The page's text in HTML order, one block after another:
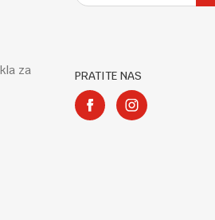
za
PRATITE NAS